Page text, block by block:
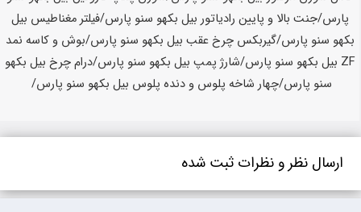
ارسال نظر و نظرات ثبت شده